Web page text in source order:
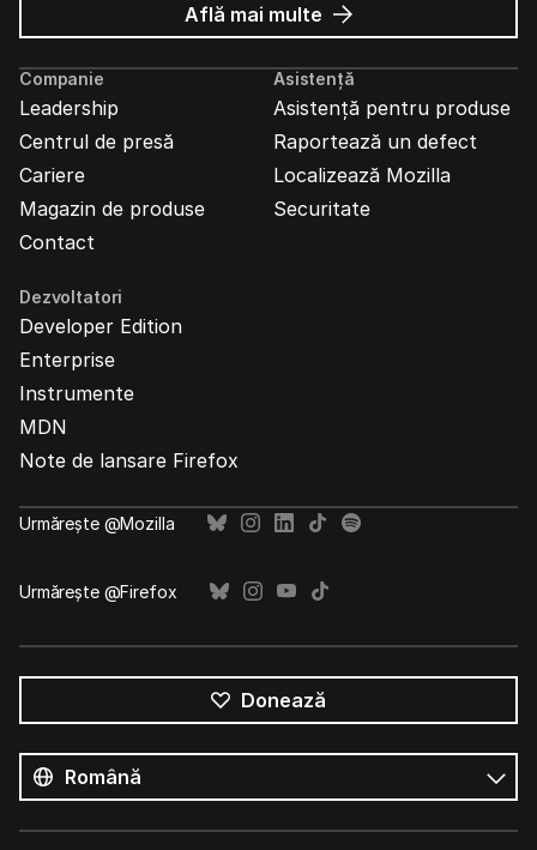
Află mai multe despre
Reclame
Mozilla
Companie
Leadership
Centrul de presă
Cariere
Magazin de produse
Contact
Asistență
Asistență pentru produse
Raportează un defect
Localizează Mozilla
Securitate
Dezvoltatori
Developer Edition
Enterprise
Instrumente
MDN
Note de lansare Firefox
Urmărește @Mozilla
Urmărește @Firefox
Donează
limbile
Limbă